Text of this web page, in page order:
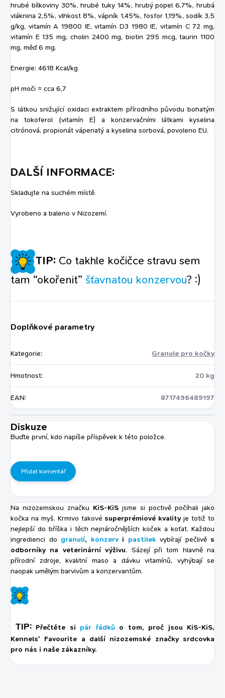
hrubé bílkoviny 30%, hrubé tuky 14%, hrubý popel 6,7%, hrubá
vláknina 2,5%, vlhkost 8%, vápník 1,45%, fosfor 1,19%, sodík 3,5
g/kg, vitamín A 19800 IE, vitamín D3 1980 IE, vitamín C 72 mg,
vitamín E 135 mg, cholin 2400 mg, biotin 295 mcg, taurin 1100
mg, měď 6 mg.
Energie: 4618 Kcal/kg
pH moči = cca 6,7
S látkou snižující oxidaci extraktem přírodního původu bohatým
na tokoferol (vitamín E) a konzervačními látkami kyselina
citrónová, propionát vápenatý a kyselina sorbová, povoleno EU.
DALŠÍ INFORMACE:
Skladujte na suchém místě.
Vyrobeno a baleno v Nizozemí.
TIP: Co takhle kočičce stravu sem
tam “okořenit” šťavnatou konzervou? :)
Doplňkové parametry
Kategorie: Granule pro kočky
Hmotnost: 20 kg
EAN: 8717496489197
Diskuze
Buďte první, kdo napíše příspěvek k této položce.
Přidat komentář
Na nizozemskou značku KiS-KiS jsme si poctivě počíhali jako
kočka na myš. Krmivo takové superprémiové kvality je totiž to
nejlepší do bříška i těch nejnáročnějších koček a koťat. Každou
ingredienci do granulí, konzervi pastilekvybírají pečlivě s
odborníky na veterinární výživu. Sázejí při tom hlavně na
přírodní zdroje, kvalitní maso a dávku vitamínů, vyhýbají se
naopak umělým barvivům a konzervantům.
TIP:Přečtěte si pár řádkůo tom, proč jsou KiS-KiS,
Kennels' Favourite a další nizozemské značky srdcovka
pro nás i naše zákazníky.